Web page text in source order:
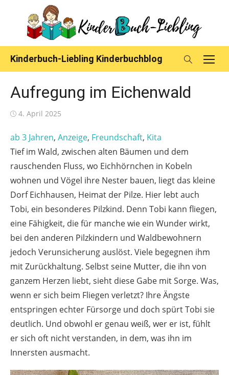
content
Kinderbuch-Liebling Kinderbuchblog
Aufregung im Eichenwald
Posted
4. April 2025
ab 3 Jahren, Anzeige, Freundschaft, Kita
Tief im Wald, zwischen alten Bäumen und dem
rauschenden Fluss, wo Eichhörnchen in Kobeln
wohnen und Vögel ihre Nester bauen, liegt das kleine
Dorf Eichhausen, Heimat der Pilze. Hier lebt auch
Tobi, ein besonderes Pilzkind. Denn Tobi kann fliegen,
eine Fähigkeit, die für manche wie ein Wunder wirkt,
bei den anderen Pilzkindern und Waldbewohnern
jedoch Verunsicherung auslöst. Viele begegnen ihm
mit Zurückhaltung. Selbst seine Mutter, die ihn von
ganzem Herzen liebt, sieht diese Gabe mit Sorge. Was,
wenn er sich beim Fliegen verletzt? Ihre Ängste
entspringen echter Fürsorge und doch spürt Tobi sie
deutlich. Und obwohl er genau weiß, wer er ist, fühlt
er sich oft nicht verstanden, in dem, was ihn im
Innersten ausmacht.